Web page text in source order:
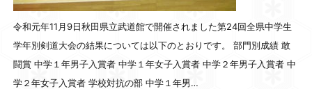
令和元年11月9日秋田県立武道館で開催されました第24回全県中学生
学年別剣道大会の結果については以下のとおりです。 部門別成績 敢
闘賞 中学１年男子入賞者 中学１年女子入賞者 中学２年男子入賞者 中
学２年女子入賞者 学校対抗の部 中学１年男…